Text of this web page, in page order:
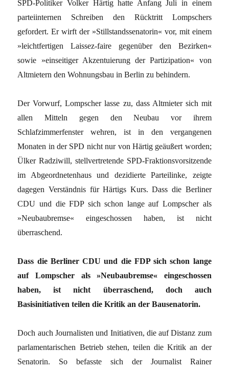
SPD-Politiker Volker Härtig hatte Anfang Juli in einem
partei­internen Schreiben den Rücktritt Lompschers
gefordert. Er wirft der »Stillstandssenatorin« vor, mit einem
»leichtfertigen Laissez-faire gegenüber den Bezirken«
sowie »einseitiger Akzentuierung der Partizipation« von
Altmietern den Wohnungsbau in Berlin zu behindern.
Der Vorwurf, Lompscher lasse zu, dass Altmieter sich mit
allen Mitteln gegen den Neubau vor ihrem
Schlafzimmerfenster wehren, ist in den vergangenen
Monaten in der SPD nicht nur von Härtig geäußert worden;
Ülker Radziwill, stellvertretende SPD-Fraktionsvorsitzende
im Abgeordnetenhaus und dezidierte Parteilinke, zeigte
dagegen Verständnis für Härtigs Kurs. Dass die ­Berliner
CDU und die FDP sich schon lange auf Lompscher als
»Neubaubremse« eingeschossen haben, ist nicht
überraschend.
Dass die Berliner CDU und die FDP sich schon lange
auf Lompscher als »Neubaubremse« eingeschossen
haben, ist nicht überraschend, doch auch
Basisinitiativen teilen die Kritik an der Bausenatorin.
Doch auch Journalisten und Initiativen, die auf Distanz zum
parlamentarischen Betrieb stehen, teilen die Kritik an der
Senatorin. So befasste sich der Journalist Rainer